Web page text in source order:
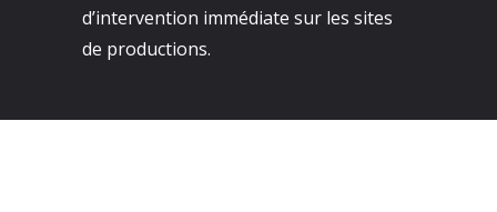
d’intervention immédiate sur les sites
de productions.